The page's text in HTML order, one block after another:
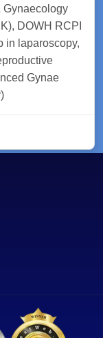
Gynaecology
DOWH RCPI
in laparoscopy,
Gynae